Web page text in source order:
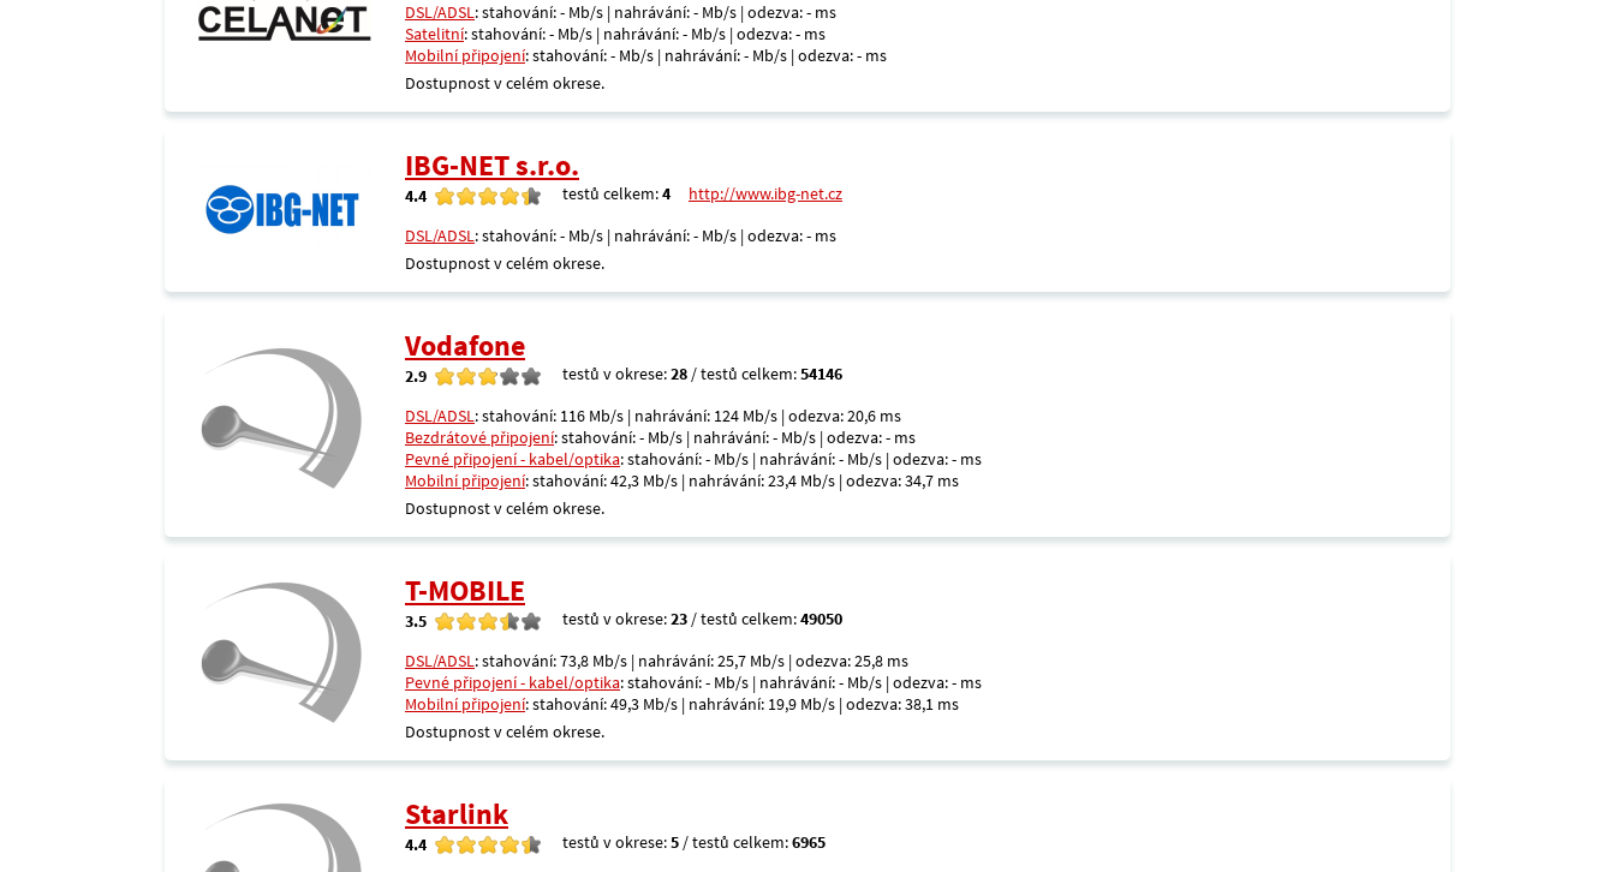
DSL/ADSL: stahování: - Mb/s | nahrávání: - Mb/s | odezva: - ms
Satelitní: stahování: - Mb/s | nahrávání: - Mb/s | odezva: - ms
Mobilní připojení: stahování: - Mb/s | nahrávání: - Mb/s | odezva: - ms
Dostupnost v celém okrese.
IBG-NET s.r.o.
4.4 testů celkem:4
http://www.ibg-net.cz
DSL/ADSL: stahování: - Mb/s | nahrávání: - Mb/s | odezva: - ms
Dostupnost v celém okrese.
Vodafone
2.9 testů v okrese:28 / testů celkem:54146
DSL/ADSL: stahování: 116 Mb/s | nahrávání: 124 Mb/s | odezva: 20,6 ms
Bezdrátové připojení: stahování: - Mb/s | nahrávání: - Mb/s | odezva: - ms
Pevné připojení - kabel/optika: stahování: - Mb/s | nahrávání: - Mb/s | odezva: - ms
Mobilní připojení: stahování: 42,3 Mb/s | nahrávání: 23,4 Mb/s | odezva: 34,7 ms
Dostupnost v celém okrese.
T-MOBILE
3.5 testů v okrese:23 / testů celkem:49050
DSL/ADSL: stahování: 73,8 Mb/s | nahrávání: 25,7 Mb/s | odezva: 25,8 ms
Pevné připojení - kabel/optika: stahování: - Mb/s | nahrávání: - Mb/s | odezva: - ms
Mobilní připojení: stahování: 49,3 Mb/s | nahrávání: 19,9 Mb/s | odezva: 38,1 ms
Dostupnost v celém okrese.
Starlink
4.4 testů v okrese:5 / testů celkem:6965